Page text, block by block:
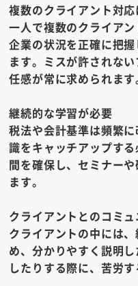
複数のクライアント対
一人で複数のクライア
企業の状況を正確に把
ます。ミスが許されな
任感が常に求められます
継続的な学習が必要
税法や会計基準は頻繁
識をキャッチアップす
間を確保し、セミナー
ます。
クライアントとのコミ
クライアントの中には
め、分かりやすく説明
したりする際に、苦労す